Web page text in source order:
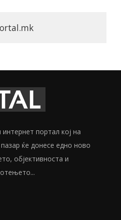
портал кој на
ќе донесе едно ново
објективноста и